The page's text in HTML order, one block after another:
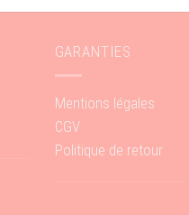
GARANTIES
Mentions légales
CGV
Politique de retour